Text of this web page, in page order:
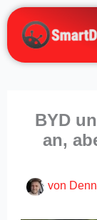
Zum
Inhalt
springen
BYD
an,
von